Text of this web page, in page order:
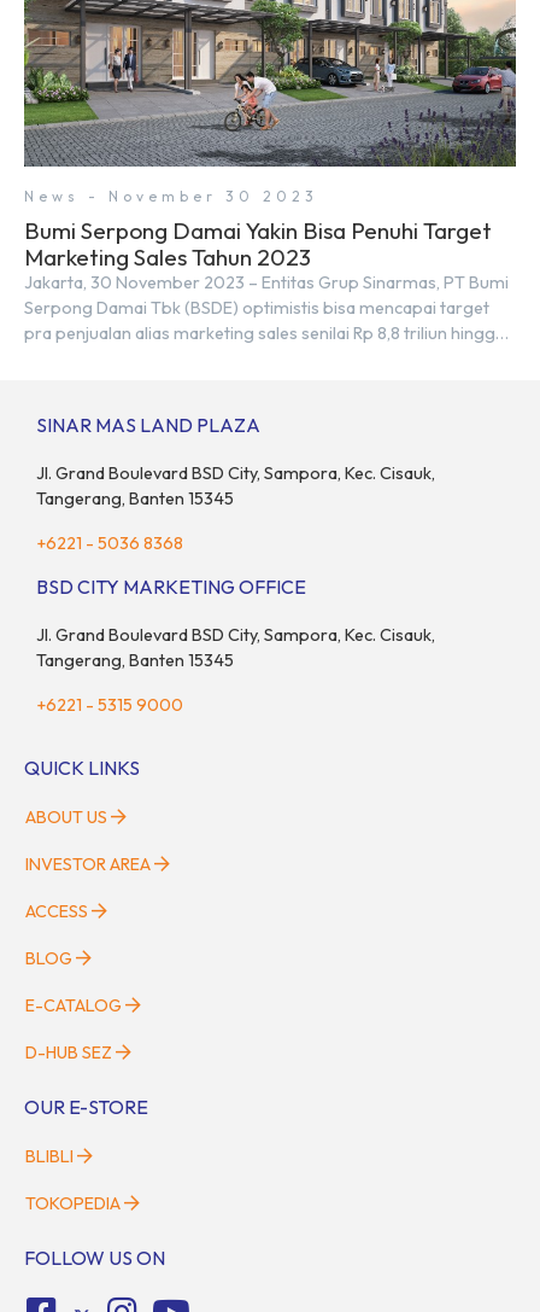
News - November 30 2023
Bumi Serpong Damai Yakin Bisa Penuhi Target
Marketing Sales Tahun 2023
Jakarta, 30 November 2023 – Entitas Grup Sinarmas, PT Bumi
Serpong Damai Tbk (BSDE) optimistis bisa mencapai target
pra penjualan alias marketing sales senilai Rp 8,8 triliun hingga
target. “Kami yakin target […]
SINAR MAS LAND PLAZA
Jl. Grand Boulevard BSD City, Sampora, Kec. Cisauk,
Tangerang, Banten 15345
+6221 - 5036 8368
BSD CITY MARKETING OFFICE
Jl. Grand Boulevard BSD City, Sampora, Kec. Cisauk,
Tangerang, Banten 15345
+6221 - 5315 9000
QUICK LINKS
ABOUT US
INVESTOR AREA
ACCESS
BLOG
E-CATALOG
D-HUB SEZ
OUR E-STORE
BLIBLI
TOKOPEDIA
FOLLOW US ON